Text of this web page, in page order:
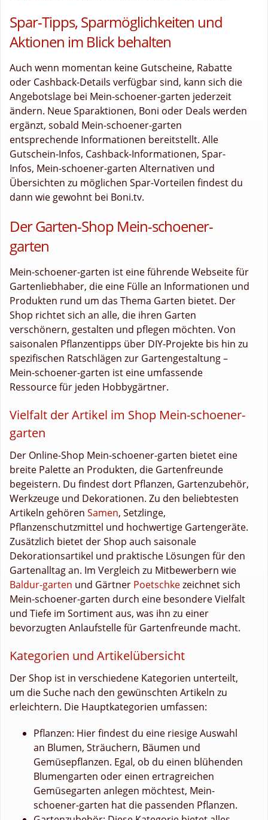
Spar-Tipps, Sparmöglichkeiten und
Aktionen im Blick behalten
Auch wenn momentan keine Gutscheine, Rabatte
oder Cashback-Details verfügbar sind, kann sich die
Angebotslage bei Mein-schoener-garten jederzeit
ändern. Neue Sparaktionen, Boni oder Deals werden
ergänzt, sobald Mein-schoener-garten
entsprechende Informationen bereitstellt. Alle
Gutschein-Infos, Cashback-Informationen, Spar-
Infos, Mein-schoener-garten Alternativen und
Übersichten zu möglichen Spar-Vorteilen findest du
dann wie gewohnt bei Boni.tv.
Der Garten-Shop Mein-schoener-
garten
Mein-schoener-garten ist eine führende Webseite für
Gartenliebhaber, die eine Fülle an Informationen und
Produkten rund um das Thema Garten bietet. Der
Shop richtet sich an alle, die ihren Garten
verschönern, gestalten und pflegen möchten. Von
saisonalen Pflanzentipps über DIY-Projekte bis hin zu
spezifischen Ratschlägen zur Gartengestaltung –
Mein-schoener-garten ist eine umfassende
Ressource für jeden Hobbygärtner.
Vielfalt der Artikel im Shop Mein-schoener-
garten
Der Online-Shop Mein-schoener-garten bietet eine
breite Palette an Produkten, die Gartenfreunde
begeistern. Du findest dort Pflanzen, Gartenzubehör,
Werkzeuge und Dekorationen. Zu den beliebtesten
Artikeln gehören Samen, Setzlinge,
Pflanzenschutzmittel und hochwertige Gartengeräte.
Zusätzlich bietet der Shop auch saisonale
Dekorationsartikel und praktische Lösungen für den
Gartenalltag an. Im Vergleich zu Mitbewerbern wie
Baldur-garten und Gärtner Poetschkezeichnet sich
Mein-schoener-garten durch eine besondere Vielfalt
und Tiefe im Sortiment aus, was ihn zu einer
bevorzugten Anlaufstelle für Gartenfreunde macht.
Kategorien und Artikelübersicht
Der Shop ist in verschiedene Kategorien unterteilt,
um die Suche nach den gewünschten Artikeln zu
erleichtern. Die Hauptkategorien umfassen:
Pflanzen: Hier findest du eine riesige Auswahl
an Blumen, Sträuchern, Bäumen und
Gemüsepflanzen. Egal, ob du einen blühenden
Blumengarten oder einen ertragreichen
Gemüsegarten anlegen möchtest, Mein-
schoener-garten hat die passenden Pflanzen.